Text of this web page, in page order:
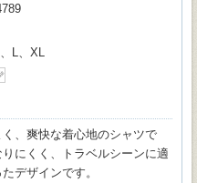
L、XL
、爽快な着心地のシャツで
にくく、トラベルシーンに適
デザインです。